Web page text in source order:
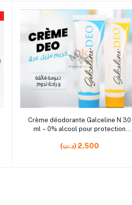
Ajouter au panier
Crème déodorante Galceline N 30
ml – 0% alcool pour protection
(د.ت) 2,500